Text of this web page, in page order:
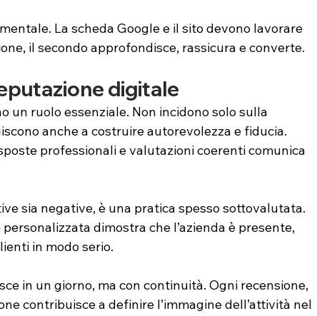
La scheda Google e il sito devono lavorare
il secondo approfondisce, rassicura e converte.
digitale
un ruolo essenziale. Non incidono solo sulla
anche a costruire autorevolezza e fiducia.
professionali e valutazioni coerenti comunica
sia negative, è una pratica spesso sottovalutata.
dimostra che l’azienda è presente,
in modo serio.
in un giorno, ma con continuità. Ogni recensione,
contribuisce a definire l’immagine dell’attività nel